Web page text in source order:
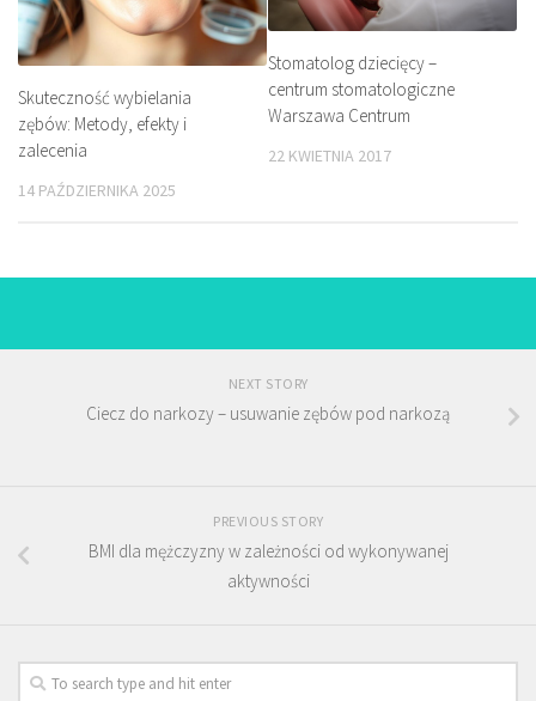
Skuteczność wybielania
zębów: Metody, efekty i
zalecenia
14 PAŹDZIERNIKA 2025
Stomatolog dziecięcy –
centrum stomatologiczne
Warszawa Centrum
22 KWIETNIA 2017
NEXT STORY
Ciecz do narkozy – usuwanie zębów pod narkozą
PREVIOUS STORY
BMI dla mężczyzny w zależności od wykonywanej
aktywności